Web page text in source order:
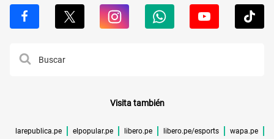
Visita también
larepublica.pe elpopular.pe libero.pe libero.pe/esports wapa.pe